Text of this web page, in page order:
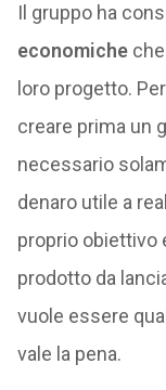
Il gruppo ha
economicheche
loro progetto.
creare prima un
necessario
denaro utile a
proprio obiettivo
prodotto da
vuole essere
vale la pena.